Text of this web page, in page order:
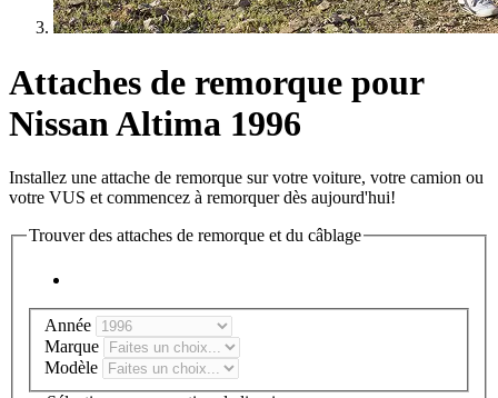
Attaches de remorque pour
Nissan Altima 1996
Installez une attache de remorque sur votre voiture, votre camion ou
votre VUS et commencez à remorquer dès aujourd'hui!
Trouver des attaches de remorque et du câblage
Année
Marque
Modèle